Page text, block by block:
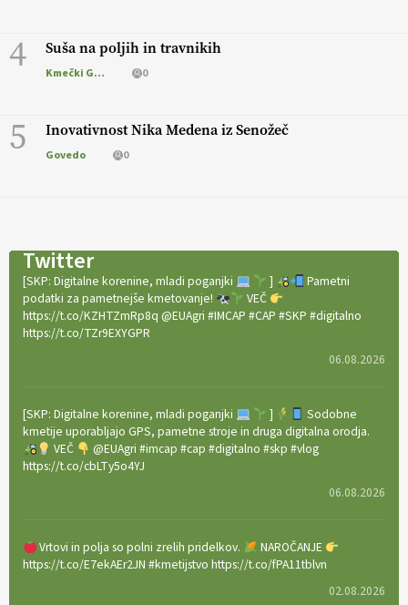
4 Suša na poljih in travnikih
Kmečki Glas 0
5 Inovativnost Nika Medena iz Senožeč
Govedo 0
Twitter
[SKP: Digitalne korenine, mladi poganjki ]
Pametni
podatki za pametnejše kmetovanje!
VEČ
https://t.co/KZHTZmRp8q @EUAgri #IMCAP #CAP #SKP #digitalno
https://t.co/TZr9EXYGPR
06.08.2026
[SKP: Digitalne korenine, mladi poganjki ]
Sodobne
kmetije uporabljajo GPS, pametne stroje in druga digitalna orodja.
VEČ
@EUAgri #imcap #cap #digitalno #skp #vlog
https://t.co/cbLTy5o4YJ
06.08.2026
Vrtovi in polja so polni zrelih pridelkov.
NAROČANJE
https://t.co/E7ekAEr2JN #kmetijstvo https://t.co/fPA11tblvn
02.08.2026